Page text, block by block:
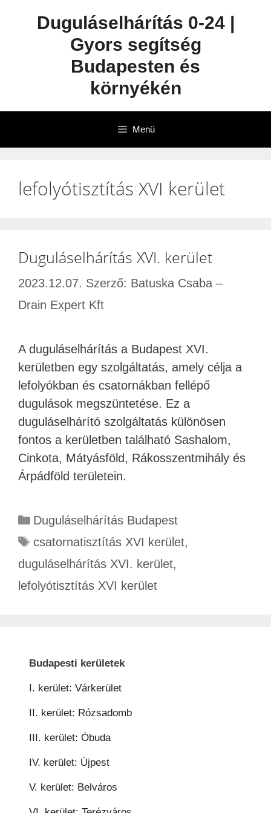
Duguláselhárítás 0-24 |
Gyors segítség
Budapesten és
környékén
Menü
lefolyótisztítás XVI kerület
Duguláselhárítás XVI. kerület
2023.12.07. Szerző: Batuska Csaba –
Drain Expert Kft
A duguláselhárítás a Budapest XVI.
kerületben egy szolgáltatás, amely célja a
lefolyókban és csatornákban fellépő
dugulások megszüntetése. Ez a
duguláselhárító szolgáltatás különösen
fontos a kerületben található Sashalom,
Cinkota, Mátyásföld, Rákosszentmihály és
Árpádföld területein.
Duguláselhárítás Budapest
csatornatisztítás XVI kerület,
duguláselhárítás XVI. kerület,
lefolyótisztítás XVI kerület
Budapesti kerületek
I. kerület: Várkerület
II. kerület: Rózsadomb
III. kerület: Óbuda
IV. kerület: Újpest
V. kerület: Belváros